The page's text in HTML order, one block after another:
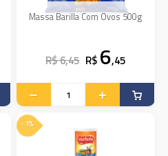
Massa Barilla Com Ovos 500g
R$ 6,45 R$ 6,45
- 1%